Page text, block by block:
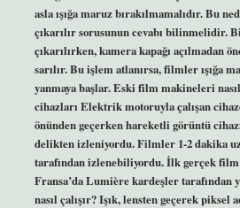
asla ışığa maruz bırakılmamalıdır. Bu
çıkarılır sorusunun cevabı bilinmelidir.
çıkarılırken, kamera kapağı açılmadan
sarılır. Bu işlem atlanırsa, filmler ışığa
yanmaya başlar. Eski film makineleri
cihazları Elektrik motoruyla çalışan
önünden geçerken hareketli görüntü
delikten izleniyordu. Filmler 1-2 dakika
tarafından izlenebiliyordu. İlk gerçek film
Fransa’da Lumière kardeşler tarafından
nasıl çalışır? Işık, lensten geçerek piksel